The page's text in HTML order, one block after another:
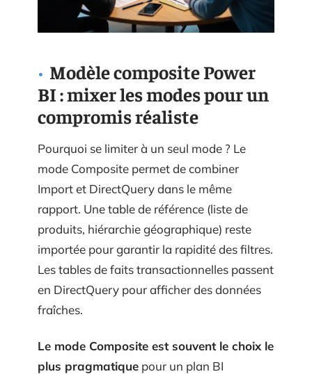
Modèle composite Power
BI : mixer les modes pour un
compromis réaliste
Pourquoi se limiter à un seul mode ? Le
mode Composite permet de combiner
Import et DirectQuery dans le même
rapport. Une table de référence (liste de
produits, hiérarchie géographique) reste
importée pour garantir la rapidité des filtres.
Les tables de faits transactionnelles passent
en DirectQuery pour afficher des données
fraîches.
Le mode Composite est souvent le choix le
plus pragmatique pour un plan BI